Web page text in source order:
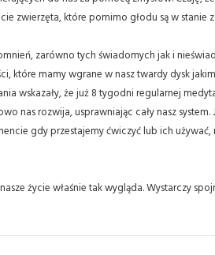
zwierzęta, które pomimo głodu są w stanie
zarówno tych świadomych jak i
które mamy wgrane w nasz twardy dysk
wskazały, że już 8 tygodni regularnej
nas rozwija, usprawniając cały nasz
gdy przestajemy ćwiczyć lub ich
życie właśnie tak wygląda. Wystarczy